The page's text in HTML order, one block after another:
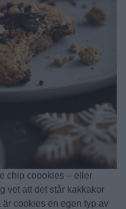
chip coookies – eller
vet att det står kakkakor
cookies en egen typ av